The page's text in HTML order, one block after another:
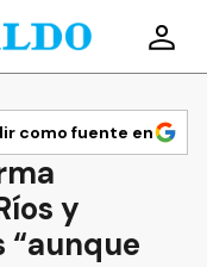
como fuente en
y
“aunque